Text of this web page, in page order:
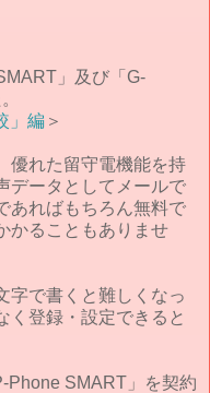
」及び「G-
」編 ＞
優れた留守電機能を持
データとしてメールで
あればもちろん無料で
かることもありませ
字で書くと難しくなっ
く登録・設定できると
Phone SMART」を契約